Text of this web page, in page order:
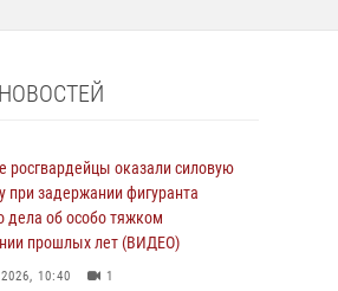
росгвардейцы оказали силовую
при задержании фигуранта
дела об особо тяжком
прошлых лет (ВИДЕО)
10:40 1